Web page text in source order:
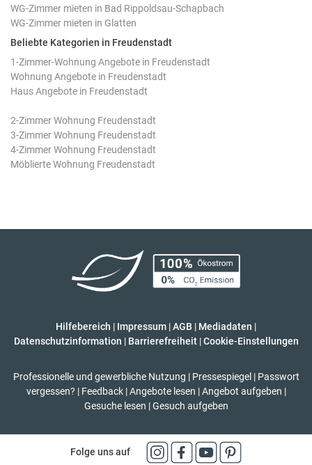
WG-Zimmer mieten in Bad Rippoldsau-Schapbach
WG-Zimmer mieten in Glatten
Beliebte Kategorien in Freudenstadt
1-Zimmer-Wohnung Angebote in Freudenstadt
Wohnung Angebote in Freudenstadt
Haus Angebote in Freudenstadt
2-Zimmer Wohnung Freudenstadt
3-Zimmer Wohnung Freudenstadt
4-Zimmer Wohnung Freudenstadt
Möblierte Wohnung Freudenstadt
Hilfebereich | Impressum |AGB | Mediadaten |
Datenschutzinformation | Barrierefreiheit | Cookie-Einstellungen
Professionelle und gewerbliche Nutzung | Pressespiegel | Passwort
vergessen? | Feedback | Angebote lesen | Angebot aufgeben |
Gesuche lesen | Gesuch aufgeben
Folge uns auf